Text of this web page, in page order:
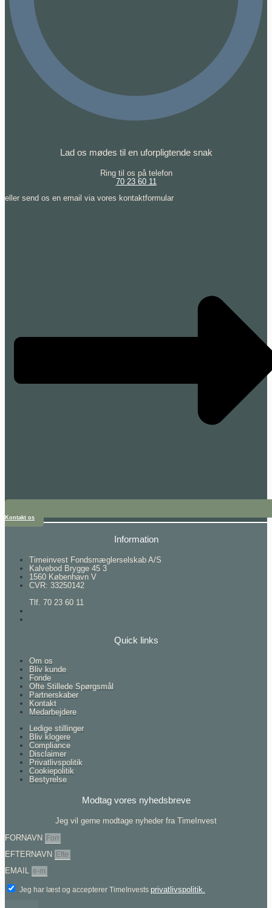
Lad os mødes til en uforpligtende snak
Ring til os på telefon
70 23 60 11
eller send os en email via vores kontaktformular
Kontakt os
Information
Timeinvest Fondsmæglerselskab A/S
Kalvebod Brygge 45 3
1560 København V
CVR: 33250142
Tlf. 70 23 60 11
Quick links
Om os
Bliv kunde
Fonde
Ofte Stillede Spørgsmål
Partnerskaber
Kontakt
Medarbejdere
Ledige stillinger
Bliv klogere
Compliance
Disclaimer
Privatlivspolitik
Cookiepolitik
Bestyrelse
Modtag vores nyhedsbreve
Jeg vil gerne modtage nyheder fra TimeInvest
FORNAVN
EFTERNAVN
EMAIL
Jeg har læst og accepterer TimeInvests privatlivspolitik.